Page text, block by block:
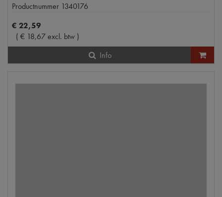
Productnummer 1340176
€ 22,59
( € 18,67excl. btw )
Info